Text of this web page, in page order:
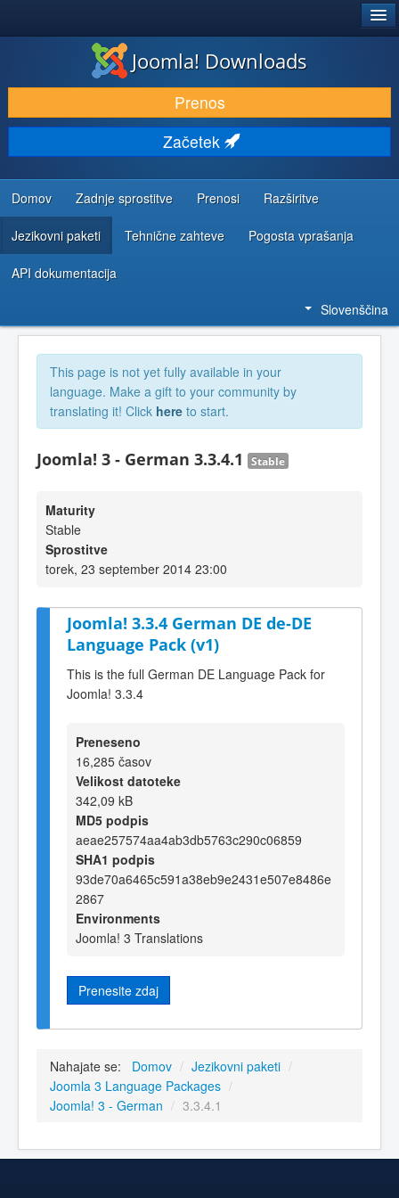
PRENESI IN RAZŠIRI
ODKRIJTE & IZVEJTE
SKUPNOST IN PODPORA
VIRI ZA RAZVIJALCE
Joomla! Downloads
Prenos
Začetek
Domov Zadnje sprostitve Prenosi Razširitve
Jezikovni paketi Tehnične zahteve Pogosta vprašanja
API dokumentacija
Slovenščina
This page is not yet fully available in your
language. Make a gift to your community by
translating it! Click here to start.
Joomla! 3 - German 3.3.4.1 Stable
Maturity
Stable
Sprostitve
torek, 23 september 2014 23:00
Joomla! 3.3.4 German DE de-DE
Language Pack (v1)
This is the full German DE Language Pack for
Joomla! 3.3.4
Preneseno
16,285 časov
Velikost datoteke
342,09 kB
MD5 podpis
aeae257574aa4ab3db5763c290c06859
SHA1 podpis
93de70a6465c591a38eb9e2431e507e8486e
2867
Environments
Joomla! 3 Translations
Prenesite zdaj
Nahajate se: Domov / Jezikovni paketi /
Joomla 3 Language Packages /
Joomla! 3 - German / 3.3.4.1